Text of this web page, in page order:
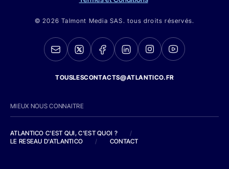
© 2026 Talmont Media SAS. tous droits réservés.
TOUSLESCONTACTS@ATLANTICO.FR
MIEUX NOUS CONNAITRE
ATLANTICO C'EST QUI, C'EST QUOI ?
/
LE RESEAU D'ATLANTICO
/ CONTACT